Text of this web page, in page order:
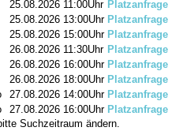
25.08.2026 11:00Uhr Platzanfrage
25.08.2026 13:00Uhr Platzanfrage
25.08.2026 15:00Uhr Platzanfrage
26.08.2026 11:30Uhr Platzanfrage
26.08.2026 16:00Uhr Platzanfrage
26.08.2026 18:00Uhr Platzanfrage
27.08.2026 14:00Uhr Platzanfrage
27.08.2026 16:00Uhr Platzanfrage
Suchzeitraum ändern.